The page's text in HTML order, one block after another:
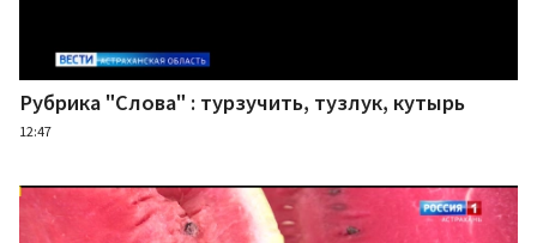
Рубрика "Слова" : турзучить, тузлук, кутырь
12:47